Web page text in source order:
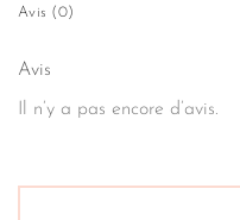
Avis (0)
Avis
Il n’y a pas encore d’avis.